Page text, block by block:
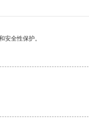
安全性保护。